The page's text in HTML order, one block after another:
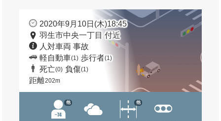
2020年9月10日(木)18:45
羽生市中央一丁目 付近
人対車両 事故
軽自動車(1) 歩行者(1)
死亡(0) 負傷(1)
距離202m
他 他